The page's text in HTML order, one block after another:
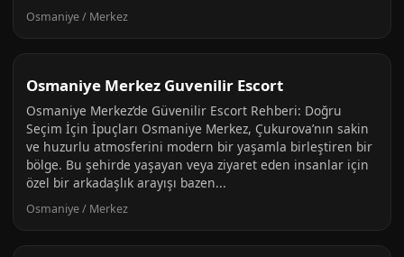
Osmaniye / Merkez
Osmaniye Merkez Guvenilir Escort
Osmaniye Merkez’de Güvenilir Escort Rehberi: Doğru
Seçim İçin İpuçları Osmaniye Merkez, Çukurova’nın sakin
ve huzurlu atmosferini modern bir yaşamla birleştiren bir
bölge. Bu şehirde yaşayan veya ziyaret eden insanlar için
özel bir arkadaşlık arayışı bazen...
Osmaniye / Merkez